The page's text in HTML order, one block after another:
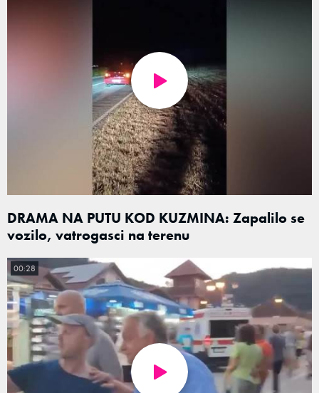
DRAMA NA PUTU KOD KUZMINA: Zapalilo se
vozilo, vatrogasci na terenu
00:28